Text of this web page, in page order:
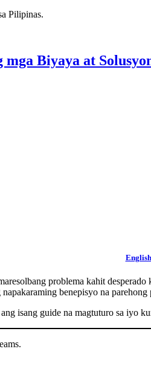
Pilipinas.
Biyaya at
problema kahit
benepisyo na
isang guide na magtuturo sa iyo